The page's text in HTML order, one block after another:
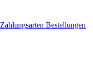
Zahlungsarten Bestellungen